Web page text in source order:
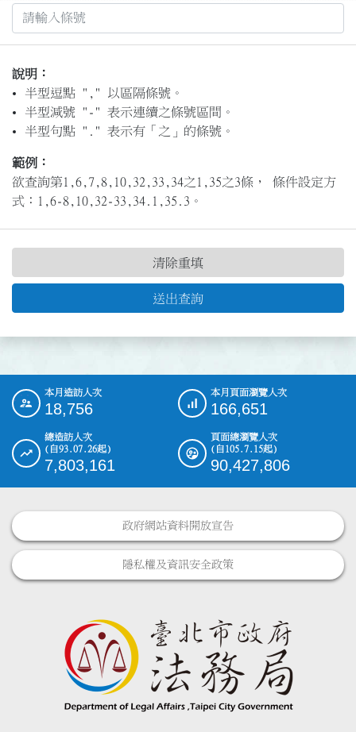
說明：
半型逗點 "," 以區隔條號。
半型減號 "-" 表示連續之條號區間。
半型句點 "." 表示有「之」的條號。
範例：
欲查詢第1,6,7,8,10,32,33,34之1,35之3條， 條件設定方
式：1,6-8,10,32-33,34.1,35.3。
送出查詢
清除重填
::: 本月造訪人次
18,756
本月頁面瀏覽人次
166,651
總造訪人次
(自93.07.26起)
7,803,161
頁面總瀏覽人次
(自105.7.15起)
90,427,806
政府網站資料開放宣告
隱私權及資訊安全政策